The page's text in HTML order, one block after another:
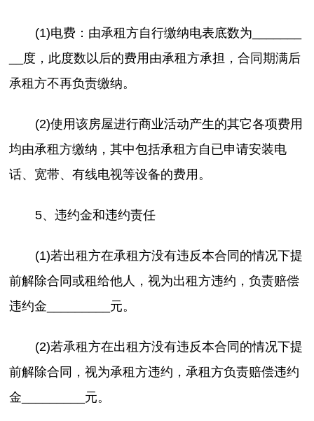
(1)电费：由承租方自行缴纳电表底数为_______
__度，此度数以后的费用由承租方承担，合同期满后
承租方不再负责缴纳。
(2)使用该房屋进行商业活动产生的其它各项费用
均由承租方缴纳，其中包括承租方自已申请安装电
话、宽带、有线电视等设备的费用。
5、违约金和违约责任
(1)若出租方在承租方没有违反本合同的情况下提
前解除合同或租给他人，视为出租方违约，负责赔偿
违约金_________元。
(2)若承租方在出租方没有违反本合同的情况下提
前解除合同，视为承租方违约，承租方负责赔偿违约
金_________元。